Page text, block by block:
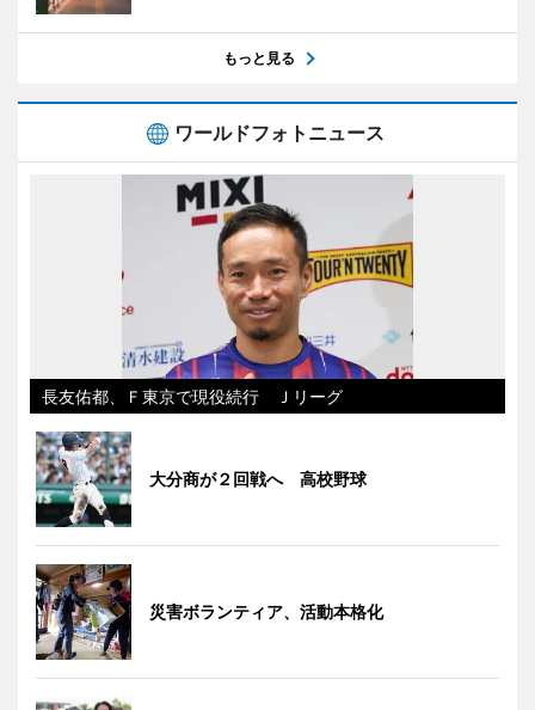
もっと見る
ワールドフォトニュース
長友佑都、Ｆ東京で現役続行 Ｊリーグ
大分商が２回戦へ 高校野球
災害ボランティア、活動本格化